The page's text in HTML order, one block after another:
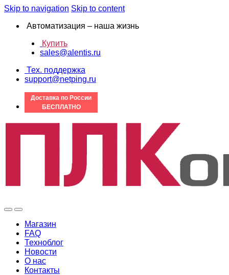
Skip to navigation Skip to content
Автоматизация – наша жизнь
Купить
sales@alentis.ru
Тех. поддержка
support@netping.ru
Доставка по России
БЕСПЛАТНО
Магазин
FAQ
Техноблог
Новости
О нас
Контакты